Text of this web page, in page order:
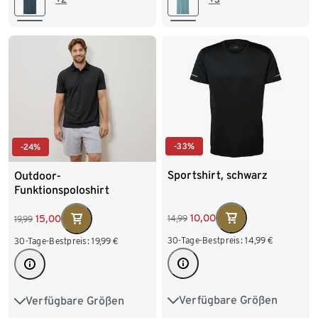
-24%
Outdoor-
Funktionspoloshirt
19,99 15,00
30-Tage-Bestpreis: 19,99 €
Verfügbare Größen
S 44/46 M 48/50
-33%
Sportshirt, schwarz
14,99 10,00
30-Tage-Bestpreis: 14,99 €
Verfügbare Größen
S 44/46 M 48/50